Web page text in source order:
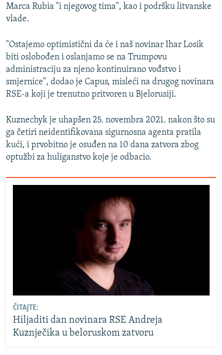
Marca Rubia "i njegovog tima", kao i podršku litvanske
vlade.
"Ostajemo optimistični da će i naš novinar Ihar Losik
biti oslobođen i oslanjamo se na Trumpovu
administraciju za njeno kontinuirano vođstvo i
smjernice", dodao je Capus, misleći na drugog novinara
RSE-a koji je trenutno pritvoren u Bjelorusiji.
Kuznechyk je uhapšen 25. novembra 2021. nakon što su
ga četiri neidentifikovana sigurnosna agenta pratila
kući, i prvobitno je osuđen na 10 dana zatvora zbog
optužbi za huliganstvo koje je odbacio.
ČITAJTE:
Hiljaditi dan novinara RSE Andreja
Kuznječika u beloruskom zatvoru